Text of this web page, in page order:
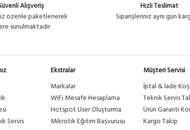
Alışveriş
özenle paketlenerek
sunulmaktadır
Hızlı Teslimat
Siparişleriniz aynı gün
Servis
Ekstralar
Markalar
WiFi Mesafe Hesaplama
Hotspot User Oluşturma
Mikrotik Eğitim Başvurusu
Müşteri Servisi
İptal & İade
Teknik Servis
Ürün Garanti
Kargo Takip